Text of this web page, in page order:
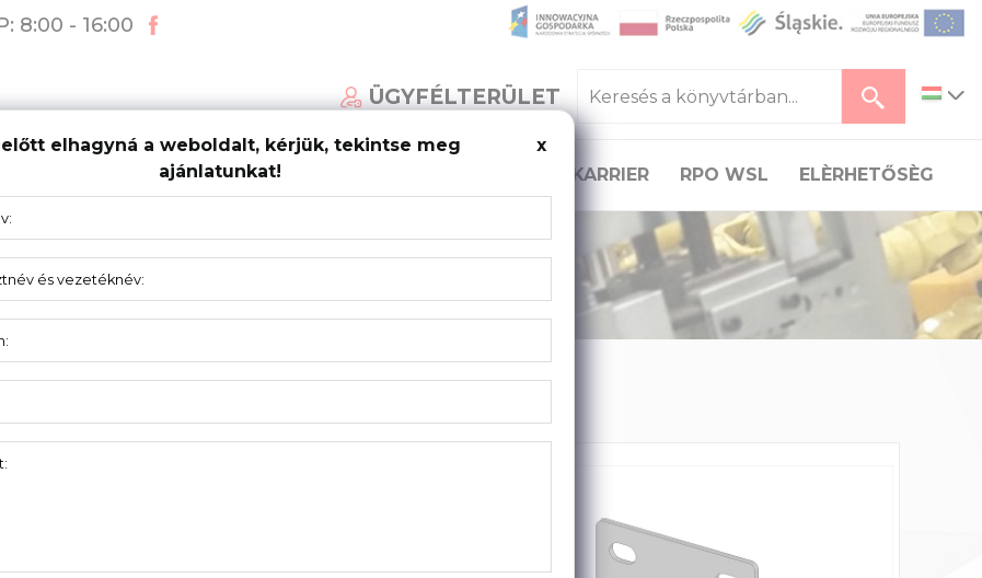
8:00 - 16:00
ÜGYFÉLTERÜLET
KAPURENDSZEREK AKTUALITÁS KARRIER RPO WSL ELÈRHETŐSÈG
elhagyná a weboldalt, kérjük, tekintse meg
ajánlatunkat!
x
422060408M